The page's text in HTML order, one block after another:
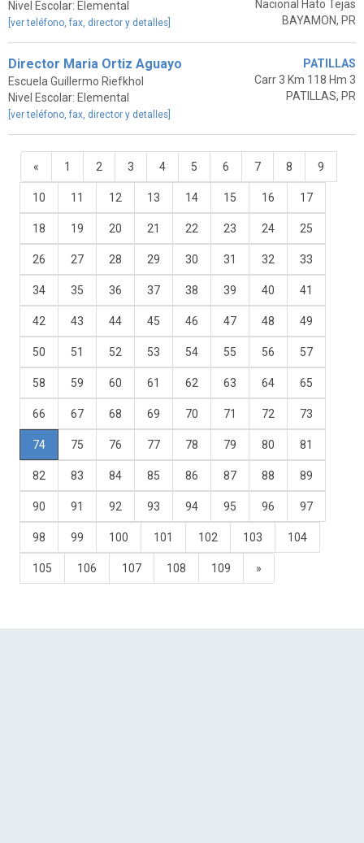
Nivel Escolar: Elemental
[ver teléfono, fax, director y detalles]
Nacional Hato Tejas
BAYAMON, PR
Director Maria Ortiz Aguayo
Escuela Guillermo Riefkhol
Nivel Escolar: Elemental
[ver teléfono, fax, director y detalles]
PATILLAS
Carr 3 Km 118 Hm 3
PATILLAS, PR
« 1 2 3 4 5 6 7 8 9
10 11 12 13 14 15 16 17
18 19 20 21 22 23 24 25
26 27 28 29 30 31 32 33
34 35 36 37 38 39 40 41
42 43 44 45 46 47 48 49
50 51 52 53 54 55 56 57
58 59 60 61 62 63 64 65
66 67 68 69 70 71 72 73
74 75 76 77 78 79 80 81
82 83 84 85 86 87 88 89
90 91 92 93 94 95 96 97
98 99 100 101 102 103 104
105 106 107 108 109 »